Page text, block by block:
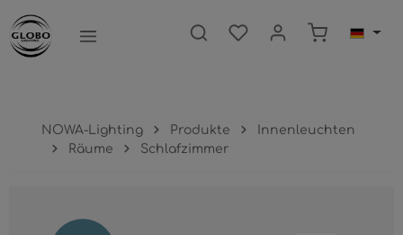
springen Warenkorb
NOWA-Lighting Produkte
Innenleuchten
Räume
Schlafzimmer
Bildergalerie überspringen